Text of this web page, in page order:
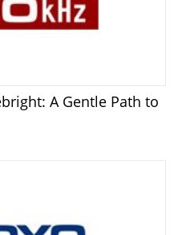
A Gentle Path to